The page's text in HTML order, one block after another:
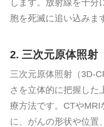
します。放射線を十分
胞を死滅に追い込みま
2. 三次元原体照射
三次元原体照射（3D-
さを立体的に把握した
療方法です。CTや
に、がんの形状や位置